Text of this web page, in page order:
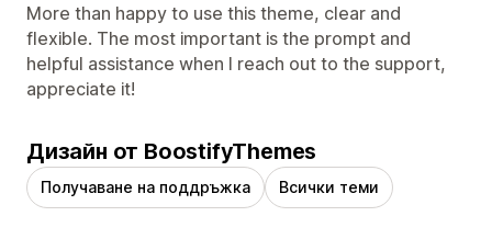
More than happy to use this theme, clear and
flexible. The most important is the prompt and
helpful assistance when I reach out to the support,
appreciate it!
Дизайн от BoostifyThemes
Получаване на поддръжка Всички теми